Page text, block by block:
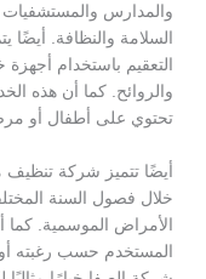
والمدارس
السلامة والنظافة.
التعقيم باستخدام
والروائح. كما أن هذه
تحتوي على أطفال أو
أيضًا تتميز شركة
خلال فصول السنة
الأمراض الموسمية. كما
المستخدم حسب رغبته